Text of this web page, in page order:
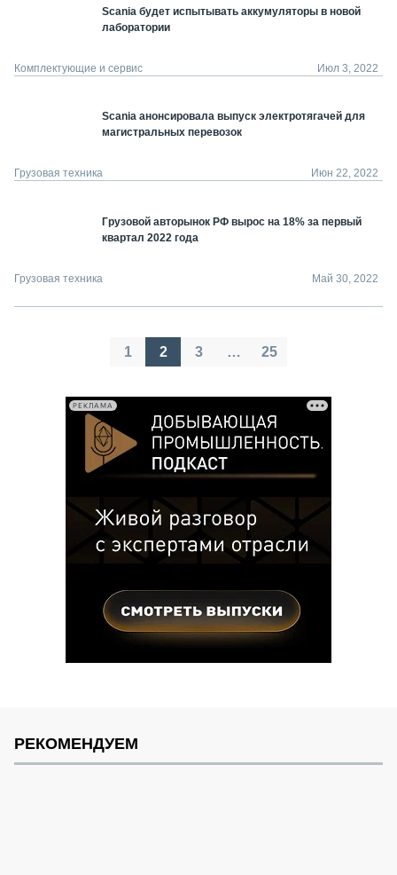
Scania будет испытывать аккумуляторы в новой
лаборатории
Комплектующие и сервис Июл 3, 2022
Scania анонсировала выпуск электротягачей для
магистральных перевозок
Грузовая техника Июн 22, 2022
Грузовой авторынок РФ вырос на 18% за первый
квартал 2022 года
Грузовая техника Май 30, 2022
Пагинация
1 2 3 … 25
РЕКЛАМА
РЕКОМЕНДУЕМ